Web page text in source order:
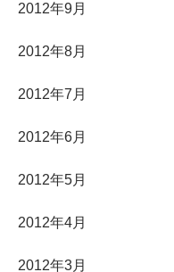
2012年9月
2012年8月
2012年7月
2012年6月
2012年5月
2012年4月
2012年3月